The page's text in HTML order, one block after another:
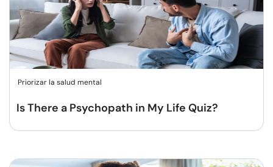
Priorizar la salud mental
Is There a Psychopath in My Life Quiz?